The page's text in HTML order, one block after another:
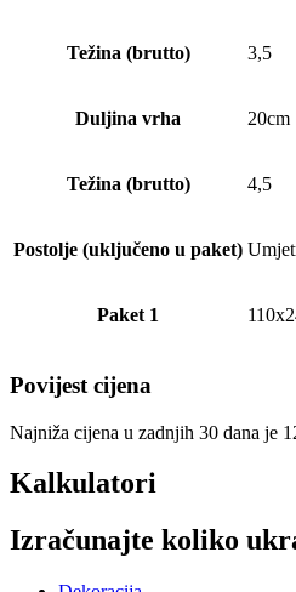
Težina (brutto) 3,5
Duljina vrha 20cm
Težina (brutto) 4,5
Postolje (uključeno u paket)
Paket 1
Povijest cijena
Najniža cijena u zadnjih 30 dana je
Kalkulatori
Izračunajte koliko